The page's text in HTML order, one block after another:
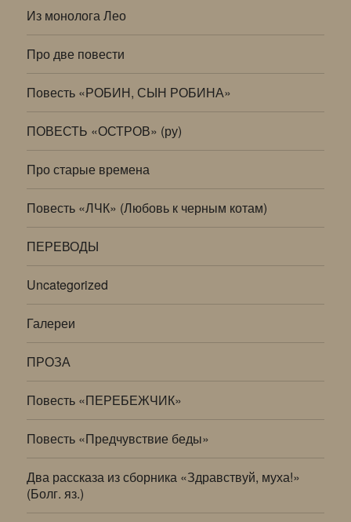
Из монолога Лео
Про две повести
Повесть «РОБИН, СЫН РОБИНА»
ПОВЕСТЬ «ОСТРОВ» (ру)
Про старые времена
Повесть «ЛЧК» (Любовь к черным котам)
ПЕРЕВОДЫ
Uncategorized
Галереи
ПРОЗА
Повесть «ПЕРЕБЕЖЧИК»
Повесть «Предчувствие беды»
Два рассказа из сборника «Здравствуй, муха!»
(Болг. яз.)